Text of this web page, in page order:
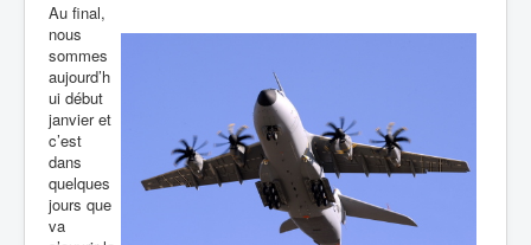
Au final,
nous
sommes
aujourd’h
ui début
janvier et
c’est
dans
quelques
jours que
va